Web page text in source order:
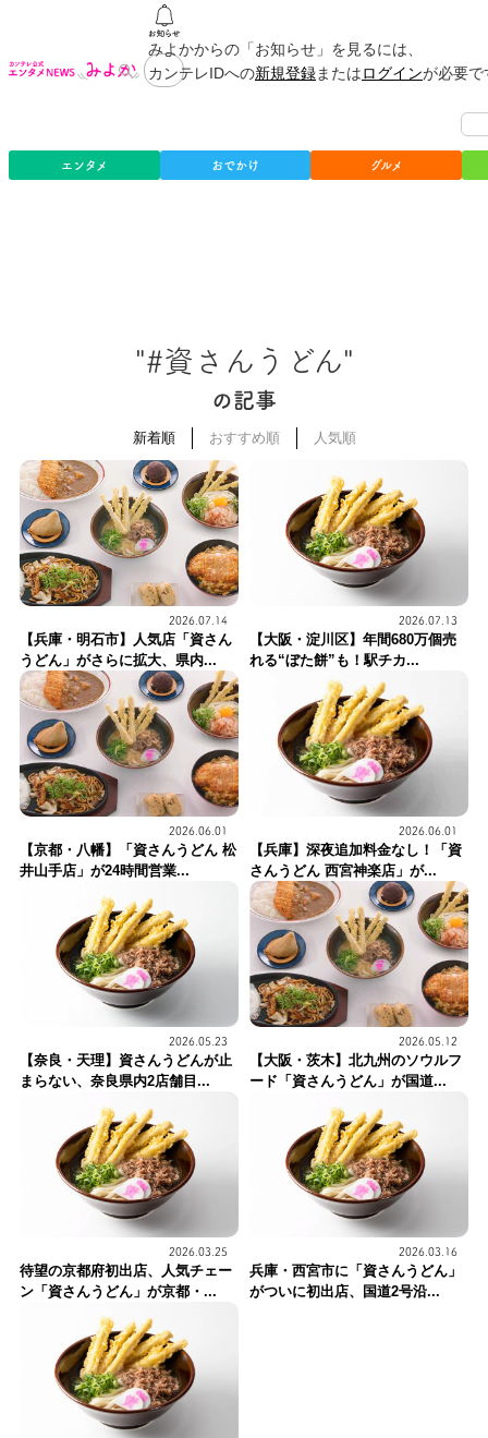
みよかからの「お知らせ」を見るには、
カンテレIDへの新規登録またはログインが必要
エンタメ おでかけ グルメ
"#資さんうどん"
の記事
新着順 おすすめ順 人気順
2026.07.14
【兵庫・明石市】人気店「資さん
うどん」がさらに拡大、県内...
2026.07.13
【大阪・淀川区】年間680万個売
れる“ぼた餅”も！駅チカ...
2026.06.01
【京都・八幡】「資さんうどん 松
井山手店」が24時間営業...
2026.06.01
【兵庫】深夜追加料金なし！「資
さんうどん 西宮神楽店」が...
2026.05.23
【奈良・天理】資さんうどんが止
まらない、奈良県内2店舗目...
2026.05.12
【大阪・茨木】北九州のソウルフ
ード「資さんうどん」が国道...
2026.03.25
待望の京都府初出店、人気チェー
ン「資さんうどん」が京都・...
2026.03.16
兵庫・西宮市に「資さんうどん」
がついに初出店、国道2号沿...